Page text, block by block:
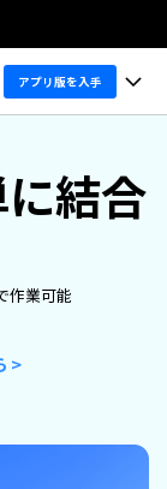
アプリ版を入手
結合
作業可能
>